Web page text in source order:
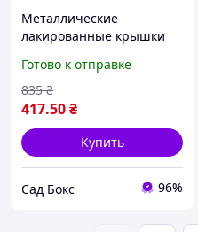
Металлические
лакированные крышки
Таламус в упаковке 50
штук
Готово к отправке
417.50₴
835 ₴
Купить
Сад Бокс 96%